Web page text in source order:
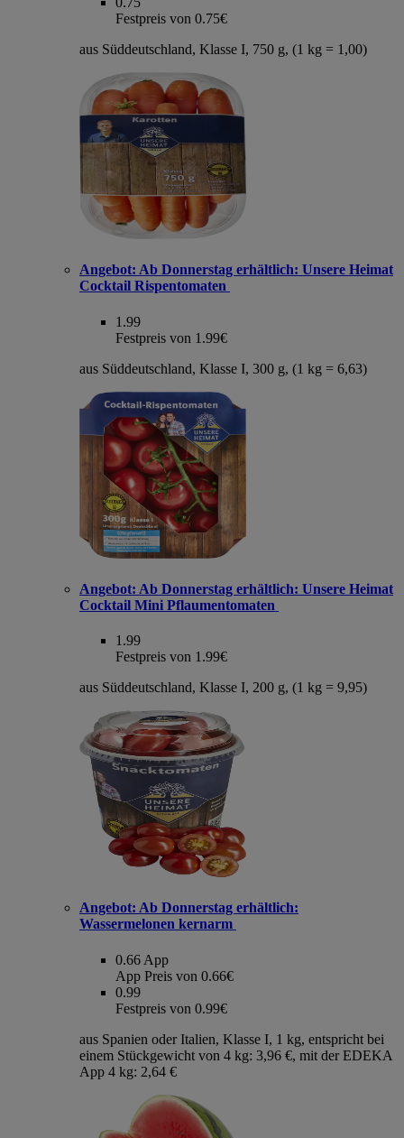
Festpreis von 0.75€
aus Süddeutschland, Klasse I, 750 g, (1 kg = 1,00)
Angebot: Ab Donnerstag erhältlich: Unsere Heimat
Cocktail Rispentomaten
1.99
Festpreis von 1.99€
aus Süddeutschland, Klasse I, 300 g, (1 kg = 6,63)
Angebot: Ab Donnerstag erhältlich: Unsere Heimat
Cocktail Mini Pflaumentomaten
1.99
Festpreis von 1.99€
aus Süddeutschland, Klasse I, 200 g, (1 kg = 9,95)
Angebot: Ab Donnerstag erhältlich:
Wassermelonen kernarm
0.66 App
App Preis von 0.66€
0.99
Festpreis von 0.99€
aus Spanien oder Italien, Klasse I, 1 kg, entspricht bei
einem Stückgewicht von 4 kg: 3,96 €, mit der EDEKA
App 4 kg: 2,64 €